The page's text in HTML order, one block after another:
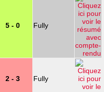
5 - 0 Fully
2 - 3 Fully